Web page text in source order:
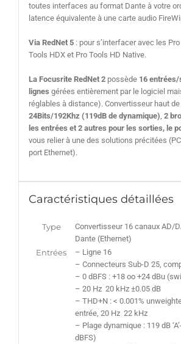
toutes interfaces au format Dante à votre
latence équivalente à une carte audio
Via RedNet 5: pour s’interfacer avec les Pro
Tools HDX et Pro Tools HD Native.
La Focusrite RedNet 2 possède 16
lignes gérées entièrement par le logiciel
réglables à distance). Convertisseur haut de
24Bits/192Khz (119dB de dynamique) 2
les entrées et 2 autres pour les sorties, le
vous relier à une des solutions précitées
port Ethernet).
Caractéristiques détaillées
Type
Convertisseur 16 canaux AD/
Dante (Ethernet)
Entrées
– Ligne 16
– Connecteurs Sub-D 25,
– 0 dBFS : +18 oo +24 dBu
– 20 Hz  20 kHz ±0.05 dB
– THD+N : < 0.001%
entrée, 20 Hz  22 kHz
– Plage dynamique : 119 dB
dBFS)